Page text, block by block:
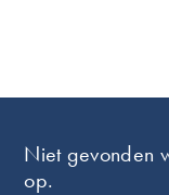
Niet gevonden
op.